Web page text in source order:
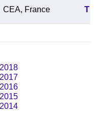
CEA, France The